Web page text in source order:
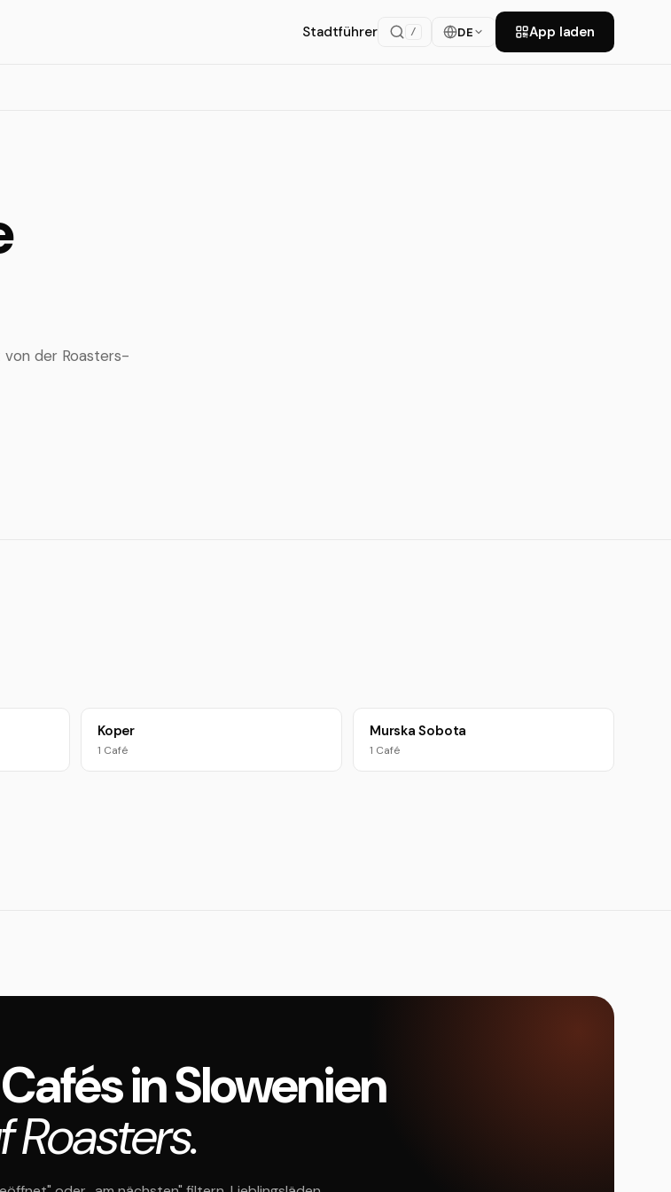
Stadtführer / DE App laden
der Roasters-
Koper
1 Café
Murska Sobota
1 Café
in Slowenien
Roasters.